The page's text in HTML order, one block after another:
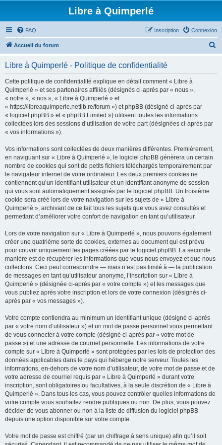
Libre à Quimperlé
FAQ Connexion
Inscription
Accueil du forum
Libre à Quimperlé - Politique de confidentialité
Cette politique de confidentialité explique en détail comment « Libre à
Quimperlé » et ses partenaires affiliés (désignés ci-après par « nous »,
« notre », « nos », « Libre à Quimperlé » et
« https://libreaquimperle.netlib.re/forum ») et phpBB (désigné ci-après par
« logiciel phpBB » et « phpBB Limited ») utilisent toutes les informations
collectées lors des sessions d’utilisation de votre part (désignées ci-après par
« vos informations »).
Vos informations sont collectées de deux manières différentes. Premièrement,
en naviguant sur « Libre à Quimperlé », le logiciel phpBB génèrera un certain
nombre de cookies qui sont de petits fichiers téléchargés temporairement par
le navigateur internet de votre ordinateur. Les deux premiers cookies ne
contiennent qu’un identifiant utilisateur et un identifiant anonyme de session
qui vous sont automatiquement assignés par le logiciel phpBB. Un troisième
cookie sera créé lors de votre navigation sur les sujets de « Libre à
Quimperlé », archivant de ce fait tous les sujets que vous avez consultés et
permettant d’améliorer votre confort de navigation en tant qu’utilisateur.
Lors de votre navigation sur « Libre à Quimperlé », nous pouvons également
créer une quatrième sorte de cookies, externes au document qui est prévu
pour couvrir uniquement les pages créées par le logiciel phpBB. La seconde
manière est de récupérer les informations que vous nous envoyez et que nous
collectons. Ceci peut correspondre — mais n’est pas limité à — la publication
de messages en tant qu’utilisateur anonyme, l’inscription sur « Libre à
Quimperlé » (désignée ci-après par « votre compte ») et les messages que
vous publiez après votre inscription et lors de votre connexion (désignés ci-
après par « vos messages »).
Votre compte contiendra au minimum un identifiant unique (désigné ci-après
par « votre nom d’utilisateur ») et un mot de passe personnel vous permettant
de vous connecter à votre compte (désigné ci-après par « votre mot de
passe ») et une adresse de courriel personnelle. Les informations de votre
compte sur « Libre à Quimperlé » sont protégées par les lois de protection des
données applicables dans le pays qui héberge notre serveur. Toutes les
informations, en-dehors de votre nom d’utilisateur, de votre mot de passe et de
votre adresse de courriel requis par « Libre à Quimperlé » durant votre
inscription, sont obligatoires ou facultatives, à la seule discrétion de « Libre à
Quimperlé ». Dans tous les cas, vous pouvez contrôler quelles informations de
votre compte vous souhaitez rendre publiques ou non. De plus, vous pouvez
décider de vous abonner ou non à la liste de diffusion du logiciel phpBB
depuis une option disponible sur votre compte.
Votre mot de passe est chiffré (par un chiffrage à sens unique) afin qu’il soit